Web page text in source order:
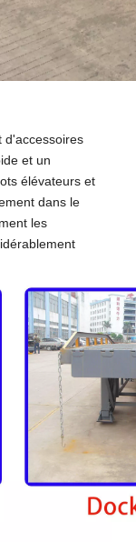
d'accessoires
et un
élévateurs et
dans le
les